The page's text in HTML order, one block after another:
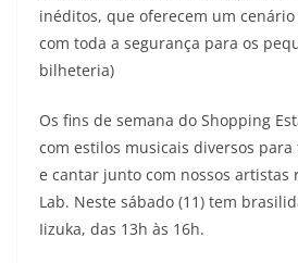
inéditos, que oferecem um
com toda a segurança para os
bilheteria)
Os fins de semana do Shopping
com estilos musicais diversos
e cantar junto com nossos artistas
Lab. Neste sábado (11) tem
Iizuka, das 13h às 16h.